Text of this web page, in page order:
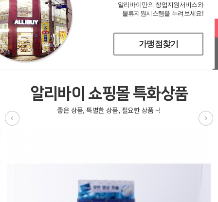
알리바이만의 창업지원서비스와
물류지원시스템을 누려보세요!
가맹점찾기
알리바이 쇼핑몰 특화상품